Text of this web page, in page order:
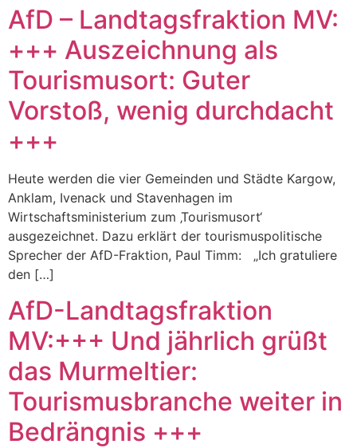
AfD – Landtagsfraktion MV:
+++ Auszeichnung als
Tourismusort: Guter
Vorstoß, wenig durchdacht
+++
Heute werden die vier Gemeinden und Städte Kargow,
Anklam, Ivenack und Stavenhagen im
Wirtschaftsministerium zum ‚Tourismusort‘
ausgezeichnet. Dazu erklärt der tourismuspolitische
Sprecher der AfD-Fraktion, Paul Timm: „Ich gratuliere
den […]
AfD-Landtagsfraktion
MV:+++ Und jährlich grüßt
das Murmeltier:
Tourismusbranche weiter in
Bedrängnis +++